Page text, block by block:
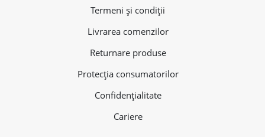
Termeni și condiții
Livrarea comenzilor
Returnare produse
Protecția consumatorilor
Confidențialitate
Cariere